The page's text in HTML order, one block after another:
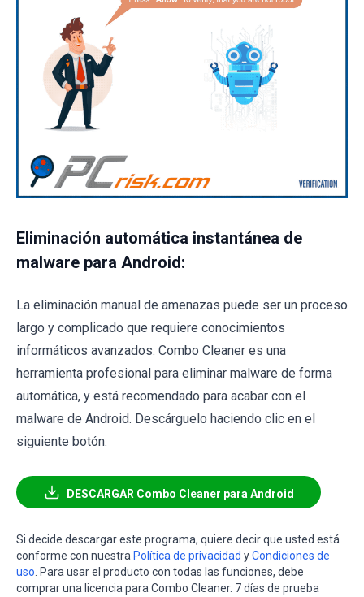
Eliminación automática instantánea de
malware para Android:
La eliminación manual de amenazas puede ser un proceso
largo y complicado que requiere conocimientos
informáticos avanzados. Combo Cleaner es una
herramienta profesional para eliminar malware de forma
automática, y está recomendado para acabar con el
malware de Android. Descárguelo haciendo clic en el
siguiente botón:
DESCARGAR Combo Cleaner para Android
Si decide descargar este programa, quiere decir que usted está
conforme con nuestra Política de privacidad yCondiciones de
uso . Para usar el producto con todas las funciones, debe
comprar una licencia para Combo Cleaner. 7 días de prueba